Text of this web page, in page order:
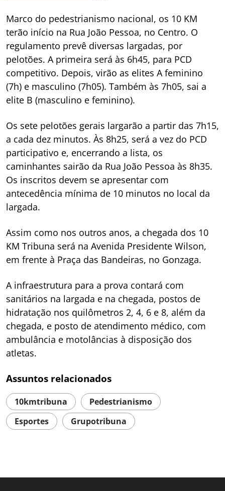
Marco do pedestrianismo nacional, os 10 KM
terão início na Rua João Pessoa, no Centro. O
regulamento prevê diversas largadas, por
pelotões. A primeira será às 6h45, para PCD
competitivo. Depois, virão as elites A feminino
(7h) e masculino (7h05). Também às 7h05, sai a
elite B (masculino e feminino).
Os sete pelotões gerais largarão a partir das 7h15,
a cada dez minutos. Às 8h25, será a vez do PCD
participativo e, encerrando a lista, os
caminhantes sairão da Rua João Pessoa às 8h35.
Os inscritos devem se apresentar com
antecedência mínima de 10 minutos no local da
largada.
Assim como nos outros anos, a chegada dos 10
KM Tribuna será na Avenida Presidente Wilson,
em frente à Praça das Bandeiras, no Gonzaga.
A infraestrutura para a prova contará com
sanitários na largada e na chegada, postos de
hidratação nos quilômetros 2, 4, 6 e 8, além da
chegada, e posto de atendimento médico, com
ambulância e motolâncias à disposição dos
atletas.
Assuntos relacionados
10kmtribuna
Pedestrianismo
Esportes
Grupotribuna